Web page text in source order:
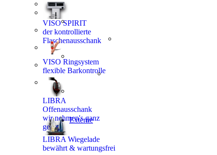
VISO SPIRIT
der kontrollierte
Flaschenausschank
VISO Ringsystem
flexible Barkontrolle
LIBRA
Offenausschank
wir nehmen's ganz
genau
LIBRA Wiegelade
bewährt & wartungsfrei
Externe